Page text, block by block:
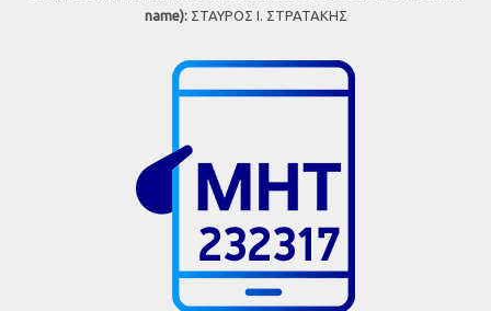
name):ΣΤΑΥΡΟΣ Ι. ΣΤΡΑΤΑΚΗΣ